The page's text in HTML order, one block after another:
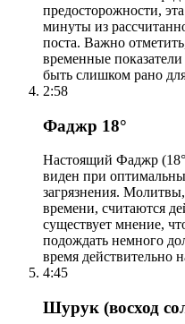
предосторожности,
минуты из
поста. Важно
временные
быть слишком рано
2:58
Фаджр 18°
Настоящий Фаджр
виден при
загрязнения.
времени, считаются
существует мнение,
подождать немного
время действительно
4:45
Шурук (восход